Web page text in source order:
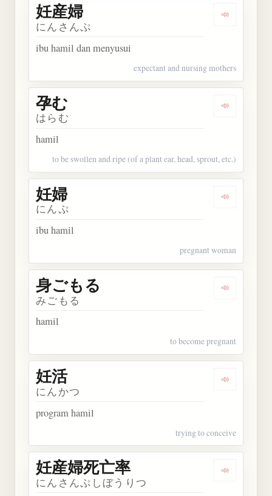
Dengarkan
妊産婦
にんさんぷ
ibu hamil dan menyusui
expectant and nursing mothers
Dengarkan
孕む
はらむ
hamil
to be swollen and ripe (of a plant ear, head, sprout, etc.)
Dengarkan
妊婦
にんぷ
ibu hamil
pregnant woman
Dengarkan
身ごもる
みごもる
hamil
to become pregnant
Dengarkan
妊活
にんかつ
program hamil
trying to conceive
Dengarkan
妊産婦死亡率
にんさんぷしぼうりつ